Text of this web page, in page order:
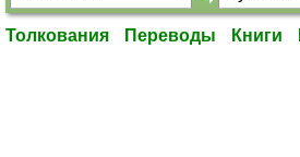
Толкования Переводы Книги